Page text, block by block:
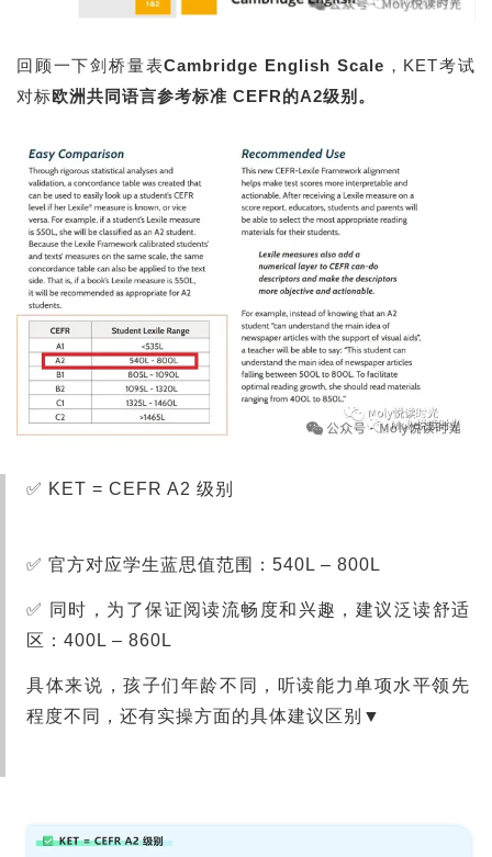
回顾一下剑桥量表Cambridge English Scale ，KET考试
对标欧洲共同语言参考标准 CEFR的A2级别。
✅ KET = CEFR A2 级别
✅ 官方对应学生蓝思值范围：540L – 800L
✅ 同时，为了保证阅读流畅度和兴趣，建议泛读舒适
区：400L – 860L
具体来说，孩子们年龄不同，听读能力单项水平领先
程度不同，还有实操方面的具体建议区别▼